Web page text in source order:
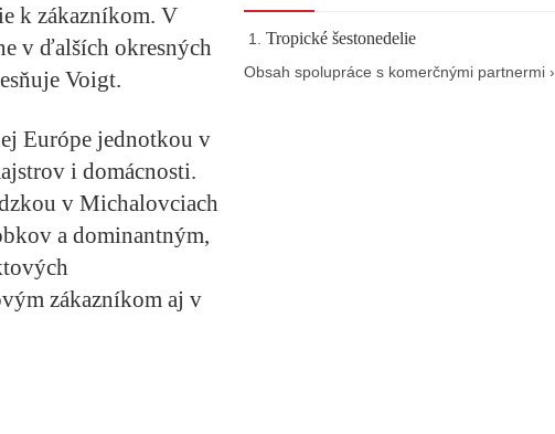
k zákazníkom. V
v ďalších okresných
Voigt.
Európe jednotkou v
i domácnosti.
v Michalovciach
a dominantným,
zákazníkom aj v
Tropické šestonedelie
Obsah spolupráce s komerčnými partnermi ›